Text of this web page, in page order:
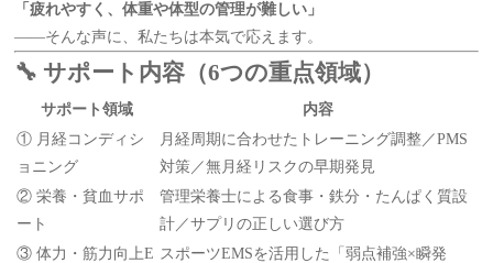
「疲れやすく、体重や体型の管理が難しい」
——そんな声に、私たちは本気で応えます。
🔧 サポート内容（6つの重点領域）
サポート領域
内容
① 月経コンディシ
ョニング
月経周期に合わせたトレーニング調整／PMS
対策／無月経リスクの早期発見
② 栄養・貧血サポ
ート
管理栄養士による食事・鉄分・たんぱく質設
計／サプリの正しい選び方
③ 体力・筋力向上E スポーツEMSを活用した「弱点補強×瞬発